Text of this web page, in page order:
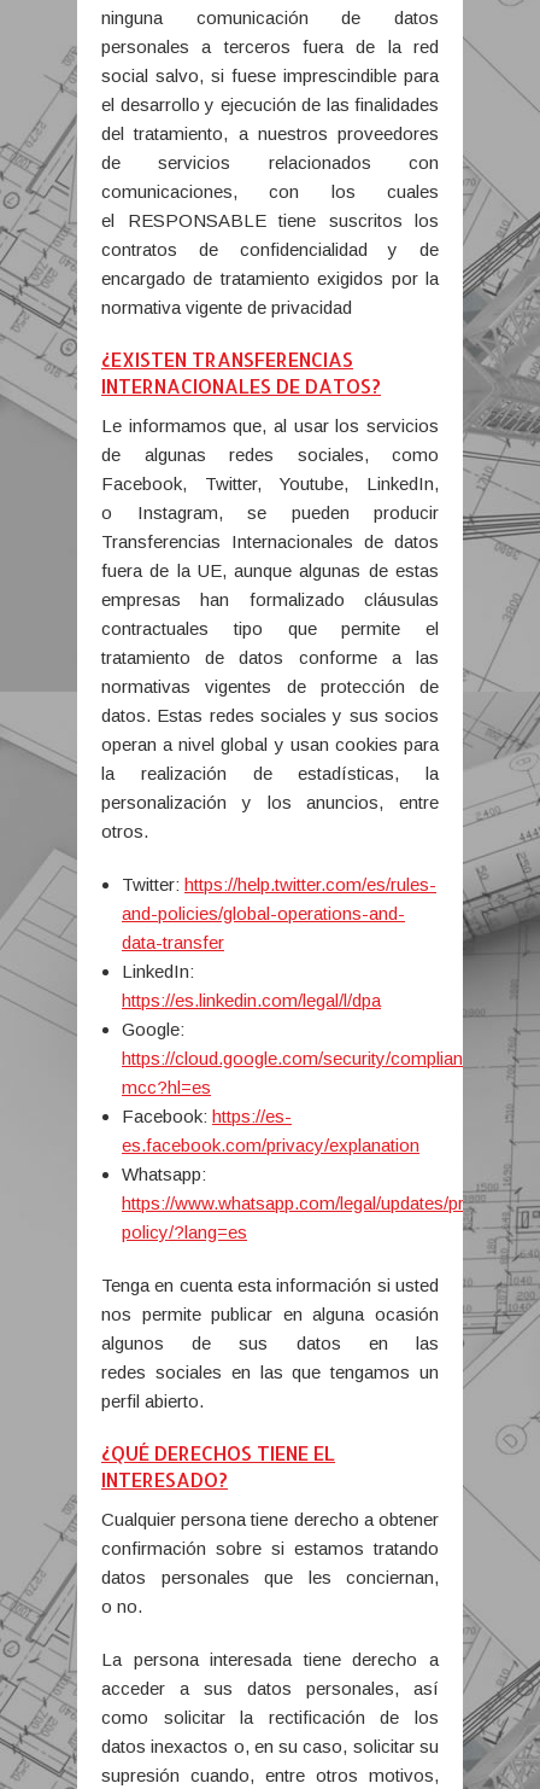
ninguna comunicación de datos
personales a terceros fuera de la red
social salvo, si fuese imprescindible para
el desarrollo y ejecución de las finalidades
del tratamiento, a nuestros proveedores
de servicios relacionados con
comunicaciones, con los cuales
el RESPONSABLE tiene suscritos los
contratos de confidencialidad y de
encargado de tratamiento exigidos por la
normativa vigente de privacidad
¿EXISTEN TRANSFERENCIAS
INTERNACIONALES DE DATOS?
Le informamos que, al usar los servicios
de algunas redes sociales, como
Facebook, Twitter, Youtube, LinkedIn,
o Instagram, se pueden producir
Transferencias Internacionales de datos
fuera de la UE, aunque algunas de estas
empresas han formalizado cláusulas
contractuales tipo que permite el
tratamiento de datos conforme a las
normativas vigentes de protección de
datos. Estas redes sociales y sus socios
operan a nivel global y usan cookies para
la realización de estadísticas, la
personalización y los anuncios, entre
otros.
Twitter: https://help.twitter.com/es/rules-
and-policies/global-operations-and-
data-transfer
LinkedIn:
https://es.linkedin.com/legal/l/dpa
Google:
https://cloud.google.com/security/compliance/eu-
mcc?hl=es
Facebook: https://es-
es.facebook.com/privacy/explanation
Whatsapp:
https://www.whatsapp.com/legal/updates/privacy-
policy/?lang=es
Tenga en cuenta esta información si usted
nos permite publicar en alguna ocasión
algunos de sus datos en las
redes sociales en las que tengamos un
perfil abierto.
¿QUÉ DERECHOS TIENE EL
INTERESADO?
Cualquier persona tiene derecho a obtener
confirmación sobre si estamos tratando
datos personales que les conciernan,
o no.
La persona interesada tiene derecho a
acceder a sus datos personales, así
como solicitar la rectificación de los
datos inexactos o, en su caso, solicitar su
supresión cuando, entre otros motivos,